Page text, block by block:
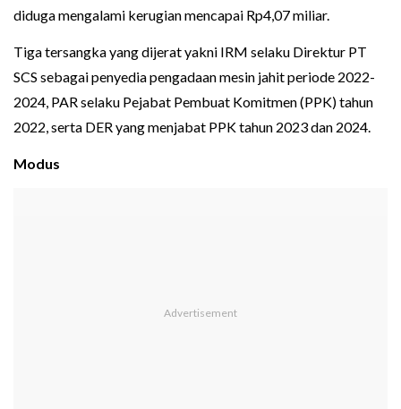
diduga mengalami kerugian mencapai Rp4,07 miliar.
Tiga tersangka yang dijerat yakni IRM selaku Direktur PT
SCS sebagai penyedia pengadaan mesin jahit periode 2022-
2024, PAR selaku Pejabat Pembuat Komitmen (PPK) tahun
2022, serta DER yang menjabat PPK tahun 2023 dan 2024.
Modus